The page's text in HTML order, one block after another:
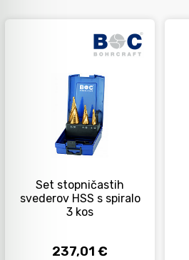
Set stopničastih
svederov HSS s spiralo
3 kos
237,01 €
Tesarsko orodje
Dom in vrt
Orodje za kolesa
Neiskreče orodje